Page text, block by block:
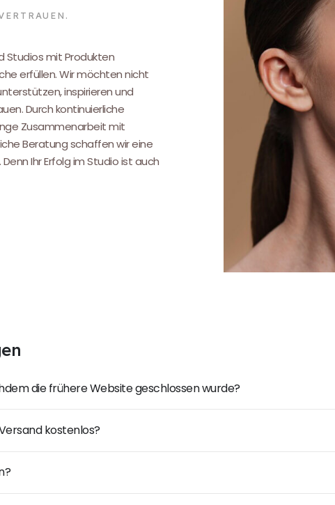
Studios mit Produkten
erfüllen. Wir möchten nicht
inspirieren und
Durch kontinuierliche
Zusammenarbeit mit
Beratung schaffen wir eine
Ihr Erfolg im Studio ist auch
die frühere Website geschlossen wurde?
kostenlos?